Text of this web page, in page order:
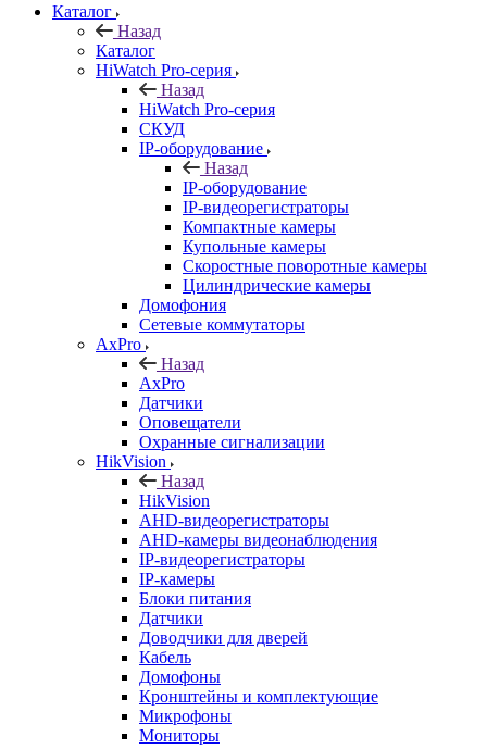
Каталог
Назад
Каталог
HiWatch Pro-серия
Назад
HiWatch Pro-серия
CКУД
IP-оборудование
Назад
IP-оборудование
IP-видеорегистраторы
Компактные камеры
Купольные камеры
Скоростные поворотные камеры
Цилиндрические камеры
Домофония
Сетевые коммутаторы
AxPro
Назад
AxPro
Датчики
Оповещатели
Охранные сигнализации
HikVision
Назад
HikVision
AHD-видеорегистраторы
AHD-камеры видеонаблюдения
IP-видеорегистраторы
IP-камеры
Блоки питания
Датчики
Доводчики для дверей
Кабель
Домофоны
Кронштейны и комплектующие
Микрофоны
Мониторы